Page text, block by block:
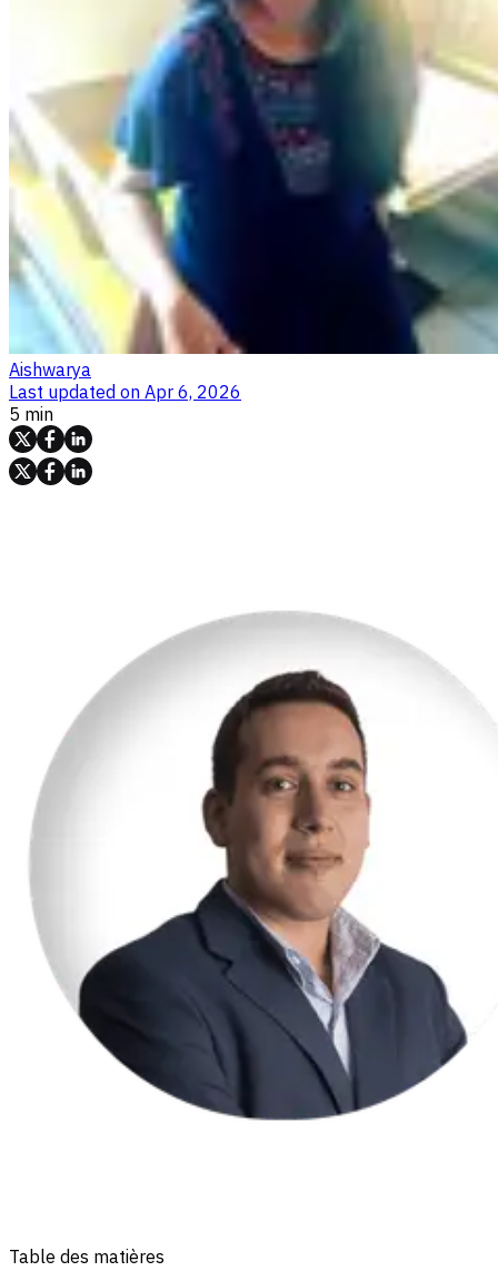
Aishwarya
Last updated on Apr 6, 2026
5 min
Table des matières